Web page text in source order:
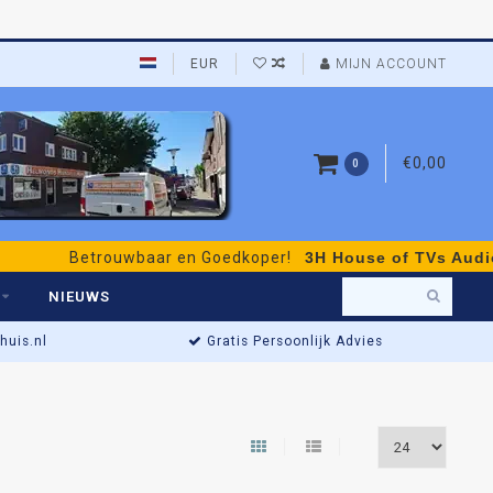
EUR MIJN ACCOUNT
0 €0,00
Betrouwbaar en Goedkoper!3H House of TVs Audio &
NIEUWS
Gratis Persoonlijk Advies